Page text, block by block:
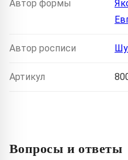
Автор формы
Автор росписи
Артикул
Вопросы и ответы